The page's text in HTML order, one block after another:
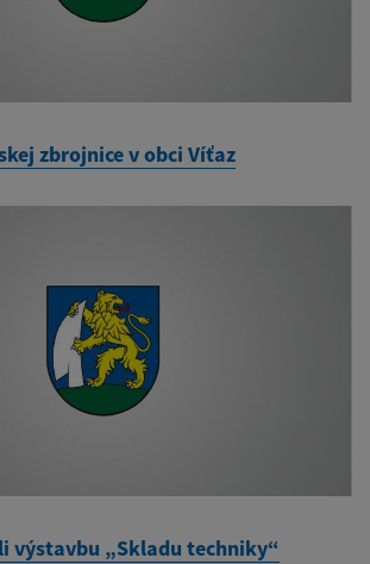
zbrojnice v obci Víťaz
výstavbu „Skladu techniky“